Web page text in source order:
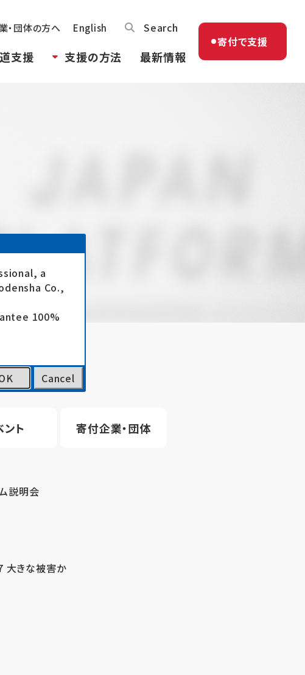
・団体の方へ English Search
支援 支援の方法 最新情報
寄付で支援
ント 寄付企業・団体
説明会
大きな被害か
a
Co.,
100%
Cancel